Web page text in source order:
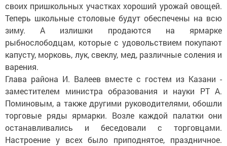
своих пришкольных участках хороший урожай овощей.
Теперь школьные столовые будут обеспечены на всю
зиму. А излишки продаются на ярмарке
рыбнослободцам, которые с удовольствием покупают
капусту, морковь, лук, свеклу, мед, различные соления и
варения.
Глава района И. Валеев вместе с гостем из Казани -
заместителем министра образования и науки РТ А.
Поминовым, а также другими руководителями, обошли
торговые ряды ярмарки. Возле каждой палатки они
останавливались и беседовали с торговцами.
Настроение у всех было приподнятое, праздничное.